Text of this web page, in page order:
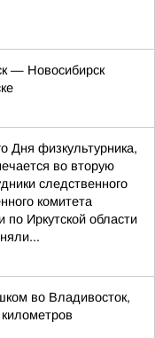
— Новосибирск
Дня физкультурника,
во вторую
следственного
комитета
по Иркутской области
во Владивосток,